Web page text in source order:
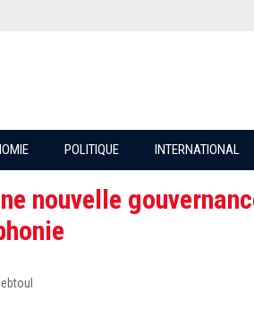
POLITIQUE INTERNATIONAL
nouvelle